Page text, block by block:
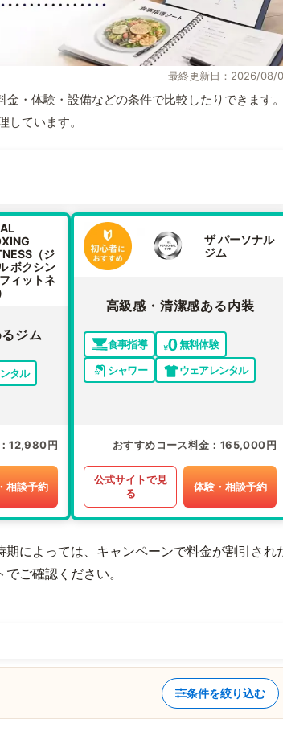
最終更新日：2026/08/
・体験・設備などの条件で比較したりできます
ています。
（ジ
ボクシン
ィットネ
ジム
タル
12,980円
相談予約
ザ パーソナル
ジム
高級感・清潔感ある内装
食事指導
無料体験
シャワー
ウェアレンタル
おすすめコース料金 165,000円
公式サイトで見
る
体験・相談予約
によっては、キャンペーンで料金が割引され
ご確認ください。
条件を絞り込む